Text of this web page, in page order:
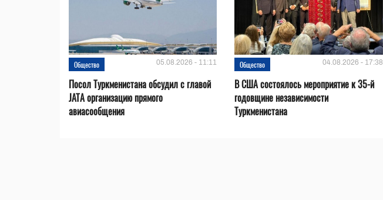
Общество 05.08.2026 - 11:11
Посол Туркменистана обсудил с главой
JATA организацию прямого
авиасообщения
Общество 04.08.2026 - 17:38
В США состоялось мероприятие к 35-й
годовщине независимости
Туркменистана